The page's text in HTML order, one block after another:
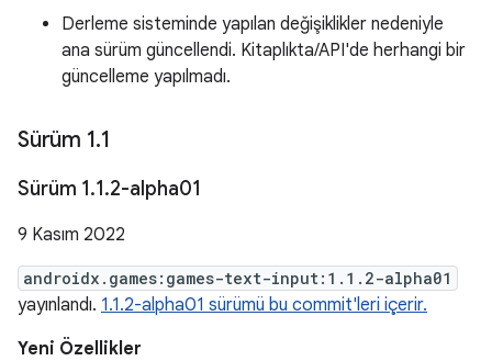
Derleme sisteminde yapılan değişiklikler nedeniyle
ana sürüm güncellendi. Kitaplıkta/API'de herhangi bir
güncelleme yapılmadı.
Sürüm 1.1
Sürüm 1.1.2-alpha01
9 Kasım 2022
androidx.games:games-text-input:1.1.2-alpha01
yayınlandı. 1.1.2-alpha01 sürümü bu commit'leri içerir.
Yeni Özellikler